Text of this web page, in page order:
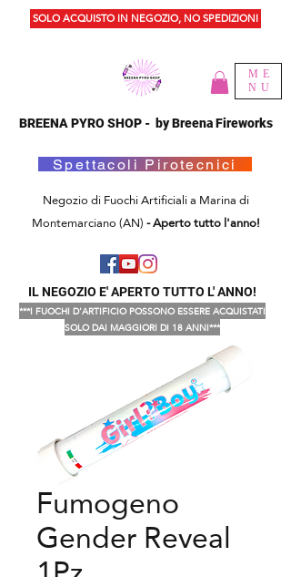
ME
NU
BREENA PYRO SHOP - by Breena Fireworks
Spettacoli Pirotecnici
Negozio di Fuochi Artificiali a Marina di
Montemarciano (AN)- Aperto tutto l'anno!
IL NEGOZIO E' APERTO TUTTO L' ANNO!
SOLO ACQUISTO IN NEGOZIO, NO SPEDIZIONI
***I FUOCHI D'ARTIFICIO POSSONO ESSERE ACQUISTATI
SOLO DAI MAGGIORI DI 18 ANNI***
Fumogeno
Gender Reveal